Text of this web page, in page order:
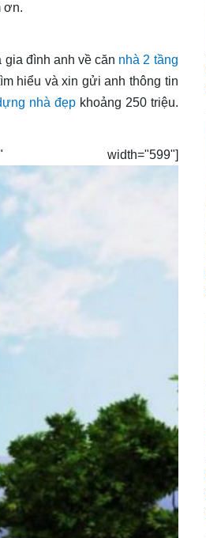
ơn.
đình anh về căn nhà 2 tầng
hiểu và xin gửi anh thông tin
nhà đẹpkhoảng 250 triệu.
width="599"]